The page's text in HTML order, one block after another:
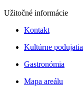
Užitočné informácie
Kontakt
Kultúrne podujatia
Gastronómia
Mapa areálu